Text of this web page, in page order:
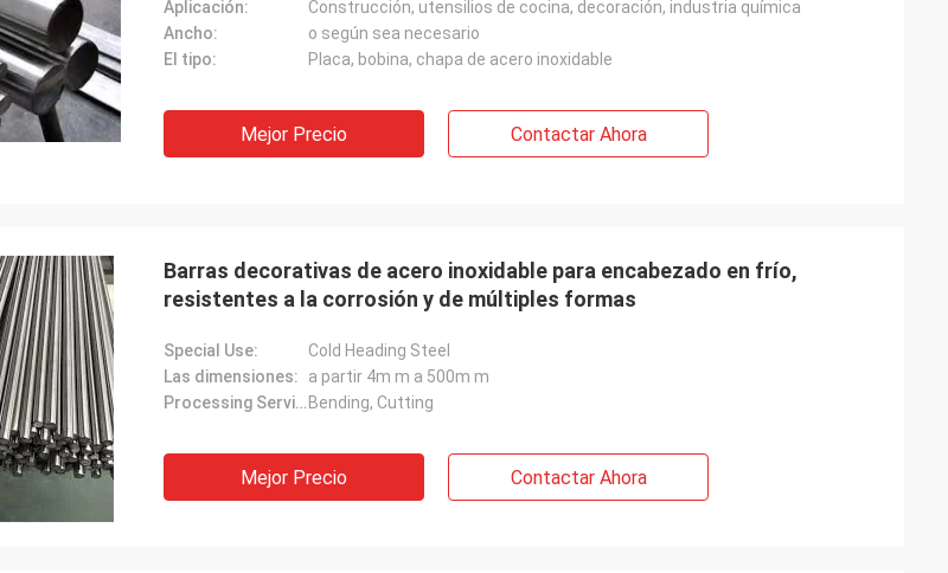
Aplicación:
Construcción, utensilios de cocina, decoración, industria química
Ancho:
o según sea necesario
El tipo:
Placa, bobina, chapa de acero inoxidable
Mejor Precio Contactar Ahora
Barras decorativas de acero inoxidable para encabezado en frío,
resistentes a la corrosión y de múltiples formas
Special Use:
Cold Heading Steel
Las dimensiones:
a partir 4m m a 500m m
Processing Service: Bending, Cutting
Mejor Precio Contactar Ahora